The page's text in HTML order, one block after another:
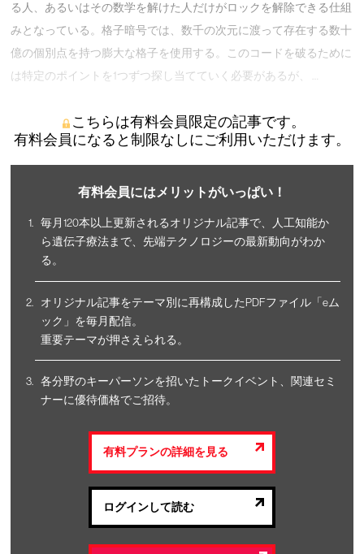
る人、あるいはその数学を解けた人だけがロックを解除できる仕組
みとなっている。格子暗号では、数千の次元に渡って存在する数十
億の個別点を持つ膨大な格子を使用する。このコードを破るために
は特定のポイントを1つずつ探し当てていく必要があるが、 …
こちらは有料会員限定の記事です。
有料会員になると制限なしにご利用いただけます。
有料会員にはメリットがいっぱい！
毎月120本以上更新されるオリジナル記事で、人工知能か
ら遺伝子療法まで、先端テクノロジーの最新動向がわか
る。
オリジナル記事をテーマ別に再構成したPDFファイル「eム
ック」を毎月配信。
重要テーマが押さえられる。
各分野のキーパーソンを招いたトークイベント、関連セミ
ナーに優待価格でご招待。
有料プランの詳細を見る
ログインして読む